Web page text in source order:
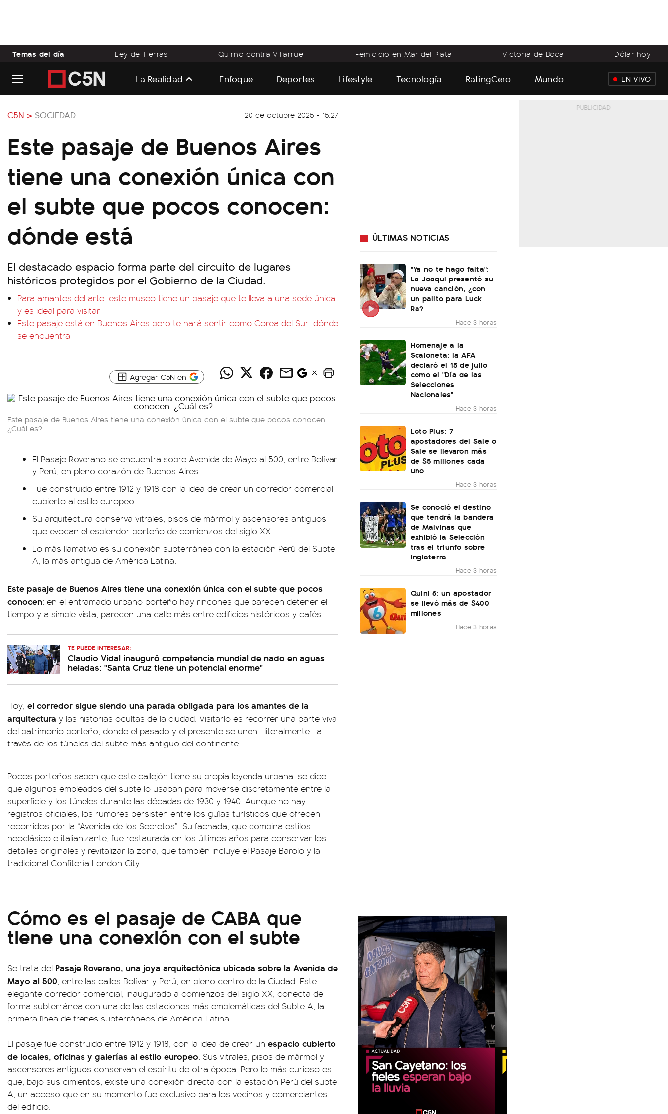
Temas del día Ley de Tierras Quirno contra Villarruel Femicidio en Mar del Plata Victoria de Boca Dólar hoy
La Realidad Enfoque Deportes Lifestyle Tecnología RatingCero Mundo EN VIVO
C5N > SOCIEDAD 20 de octubre 2025 - 15:27
Este pasaje de Buenos Aires
tiene una conexión única con
el subte que pocos conocen:
dónde está
El destacado espacio forma parte del circuito de lugares
históricos protegidos por el Gobierno de la Ciudad.
Para amantes del arte: este museo tiene un pasaje que te lleva a una sede única
y es ideal para visitar
Este pasaje está en Buenos Aires pero te hará sentir como Corea del Sur: dónde
se encuentra
Agregar C5N en
Este pasaje de Buenos Aires tiene una conexión única con el subte que pocos conocen.
¿Cuál es?
El Pasaje Roverano se encuentra sobre Avenida de Mayo al 500, entre Bolívar
y Perú, en pleno corazón de Buenos Aires.
Fue construido entre 1912 y 1918 con la idea de crear un corredor comercial
cubierto al estilo europeo.
Su arquitectura conserva vitrales, pisos de mármol y ascensores antiguos
que evocan el esplendor porteño de comienzos del siglo XX.
Lo más llamativo es su conexión subterránea con la estación Perú del Subte
A, la más antigua de América Latina.
Este pasaje de Buenos Aires tiene una conexión única con el subte que pocos
conocen: en el entramado urbano porteño hay rincones que parecen detener el
tiempo y a simple vista, parecen una calle más entre edificios históricos y cafés.
TE PUEDE INTERESAR:
Claudio Vidal inauguró competencia mundial de nado en aguas
heladas: "Santa Cruz tiene un potencial enorme"
Hoy, el corredor sigue siendo una parada obligada para los amantes de la
arquitectura y las historias ocultas de la ciudad. Visitarlo es recorrer una parte viva
del patrimonio porteño, donde el pasado y el presente se unen —literalmente— a
través de los túneles del subte más antiguo del continente.
Pocos porteños saben que este callejón tiene su propia leyenda urbana: se dice
que algunos empleados del subte lo usaban para moverse discretamente entre la
superficie y los túneles durante las décadas de 1930 y 1940. Aunque no hay
registros oficiales, los rumores persisten entre los guías turísticos que ofrecen
recorridos por la “Avenida de los Secretos”. Su fachada, que combina estilos
neoclásico e italianizante, fue restaurada en los últimos años para conservar los
detalles originales y revitalizar la zona, que también incluye el Pasaje Barolo y la
tradicional Confitería London City.
Cómo es el pasaje de CABA que
tiene una conexión con el subte
Se trata del Pasaje Roverano, una joya arquitectónica ubicada sobre la Avenida de
Mayo al 500, entre las calles Bolívar y Perú, en pleno centro de la Ciudad. Este
elegante corredor comercial, inaugurado a comienzos del siglo XX, conecta de
forma subterránea con una de las estaciones más emblemáticas del Subte A, la
primera línea de trenes subterráneos de América Latina.
El pasaje fue construido entre 1912 y 1918, con la idea de crear un espacio cubierto
de locales, oficinas y galerías al estilo europeo. Sus vitrales, pisos de mármol y
ascensores antiguos conservan el espíritu de otra época. Pero lo más curioso es
que, bajo sus cimientos, existe una conexión directa con la estación Perú del subte
A, un acceso que en su momento fue exclusivo para los vecinos y comerciantes
del edificio.
ÚLTIMAS NOTICIAS
"Ya no te hago falta":
La Joaqui presentó su
nueva canción, ¿con
un palito para Luck
Ra?
Hace 3 horas
Homenaje a la
Scaloneta: la AFA
declaró el 15 de julio
como el "Día de las
Selecciones
Nacionales"
Hace 3 horas
Loto Plus: 7
apostadores del Sale o
Sale se llevaron más
de $5 millones cada
uno
Hace 3 horas
Se conoció el destino
que tendrá la bandera
de Malvinas que
exhibió la Selección
tras el triunfo sobre
Inglaterra
Hace 3 horas
Quini 6: un apostador
se llevó más de $400
millones
Hace 3 horas